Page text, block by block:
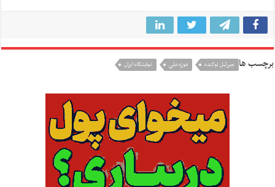
برچسب ها جبرئیل نوکنده موزه ملی نمایشگاه ایران